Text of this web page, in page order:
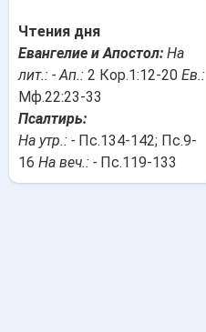
Чтения дня
Евангелие и Апостол: На
лит.: -Ап.: 2 Кор.1:12-20 Ев.:
Мф.22:23-33
Псалтирь:
На утр.: - Пс.134-142; Пс.9-
16 На веч.: - Пс.119-133